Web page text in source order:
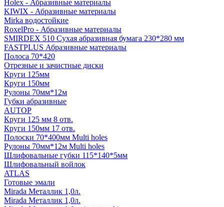
Holex - Абразивные материалы
KIWIX - Абразивные материалы
Mirka водостойкие
RoxelPro - Абразивные материалы
SMIRDEX 510 Сухая абразивная бумага 230*280 мм
FASTPLUS Абразивные материалы
Полоса 70*420
Отрезные и зачистные диски
Круги 125мм
Круги 150мм
Рулоны 70мм*12м
Губки абразивные
AUTOP
Круги 125 мм 8 отв.
Круги 150мм 17 отв.
Полоски 70*400мм Multi holes
Рулоны 70мм*12м Multi holes
Шлифовальные губки 115*140*5мм
Шлифовальный войлок
ATLAS
Готовые эмали
Mirada Металлик 1,0л.
Mirada Металлик 1,0л.